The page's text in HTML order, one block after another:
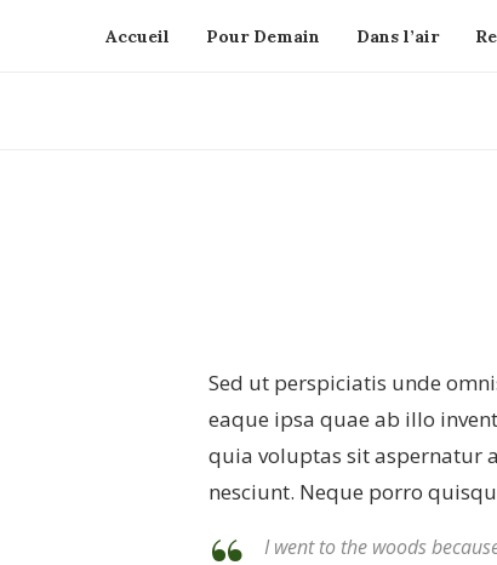
Accueil Pour Demain Dans l’air
Sed ut perspiciatis unde
eaque ipsa quae ab illo
quia voluptas sit aspernatur
nesciunt. Neque porro
I went to the woods